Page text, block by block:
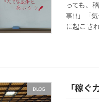
っても、
事!!」「
に起こさ
BLOG 「稼ぐ